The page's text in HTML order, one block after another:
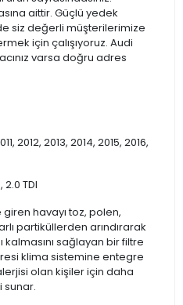
aittir. Güçlü yedek
siz değerli müşterilerimize
için çalışıyoruz. Audi
varsa doğru adres
2012, 2013, 2014, 2015, 2016,
2.0 TDI
havayı toz, polen,
partiküllerden arındırarak
kalmasını sağlayan bir filtre
klima sistemine entegre
olan kişiler için daha
sunar.